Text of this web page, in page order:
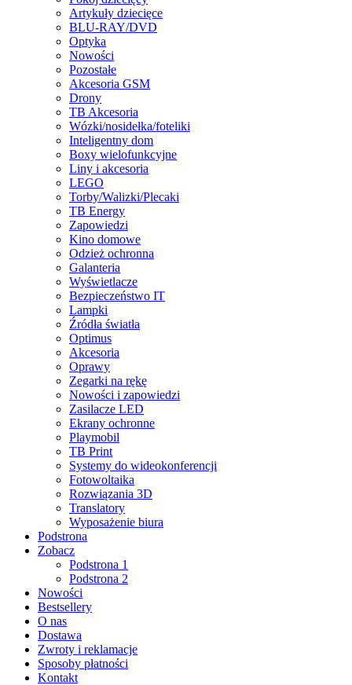
Artykuły dziecięce
BLU-RAY/DVD
Optyka
Nowości
Pozostałe
Akcesoria GSM
Drony
TB Akcesoria
Wózki/nosidełka/foteliki
Inteligentny dom
Boxy wielofunkcyjne
Liny i akcesoria
LEGO
Torby/Walizki/Plecaki
TB Energy
Zapowiedzi
Kino domowe
Odzież ochronna
Galanteria
Wyświetlacze
Bezpieczeństwo IT
Lampki
Źródła światła
Optimus
Akcesoria
Oprawy
Zegarki na rękę
Nowości i zapowiedzi
Zasilacze LED
Ekrany ochronne
Playmobil
TB Print
Systemy do wideokonferencji
Fotowoltaika
Rozwiązania 3D
Translatory
Wyposażenie biura
Podstrona
Zobacz
Podstrona 1
Podstrona 2
Nowości
Bestsellery
O nas
Dostawa
Zwroty i reklamacje
Sposoby płatności
Kontakt